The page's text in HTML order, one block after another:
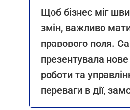
Щоб бізнес міг
змін, важливо мати
правового поля.
презентувала
роботи та
переваги в дії,